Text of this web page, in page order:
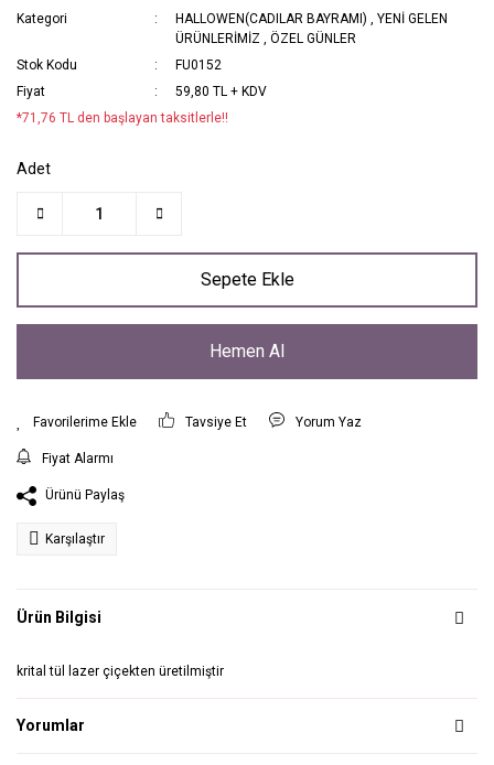
Kategori HALLOWEN(CADILAR BAYRAMI) ,YENİ GELEN
ÜRÜNLERİMİZ ,ÖZEL GÜNLER
Stok Kodu
FU0152
Fiyat
59,80 TL + KDV
*71,76 TL den başlayan taksitlerle!!
Adet
Sepete Ekle
Hemen Al
Tavsiye Et Yorum Yaz
Fiyat Alarmı
Ürünü Paylaş
Karşılaştır
Ürün Bilgisi
krital tül lazer çiçekten üretilmiştir
Yorumlar